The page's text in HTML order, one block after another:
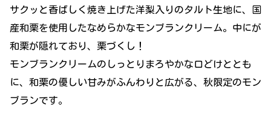
サクッと香ばしく焼き上げた洋梨入りのタルト生地に、国
産和栗を使用したなめらかなモンブランクリーム。中にが
和栗が隠れており、栗づくし！
モンブランクリームのしっとりまろやかな口どけととも
に、和栗の優しい甘みがふんわりと広がる、秋限定のモン
ブランです。